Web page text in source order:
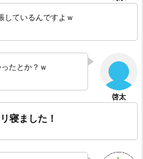
しているんですよｗ
たとか？ｗ
寝ました！